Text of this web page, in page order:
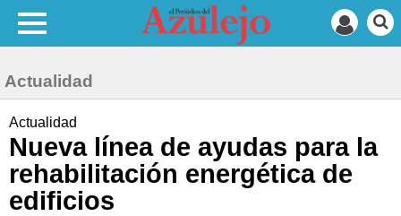
Actualidad
Actualidad
Nueva línea de ayudas para la
rehabilitación energética de
edificios